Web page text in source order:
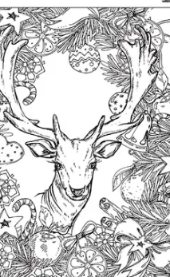
und Fokus auf —
das Kunstwerk